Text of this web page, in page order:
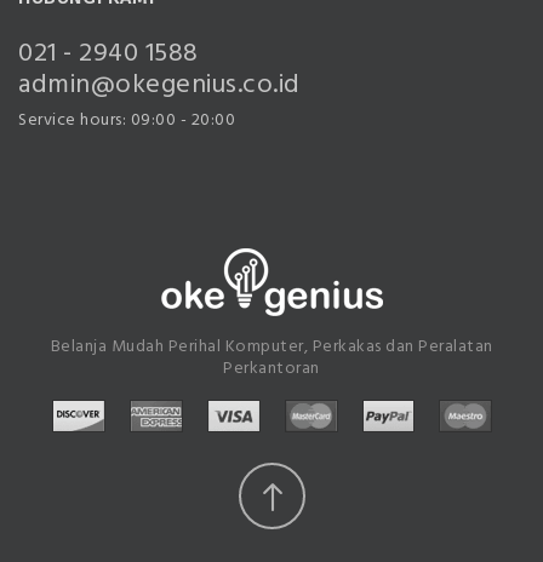
021 - 2940 1588
admin@okegenius.co.id
Service hours: 09:00 - 20:00
Belanja Mudah Perihal Komputer, Perkakas dan Peralatan
Perkantoran
Scroll
Top